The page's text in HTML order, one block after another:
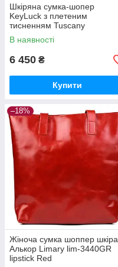
Шкіряна сумка-шопер
KeyLuck з плетеним
тисненням Tuscany
TL141573 (Чорний)
В наявності
6 450 ₴
Купити
–18%
Жіноча сумка шоппер шкіра
Алькор Limary lim-3440GR
lipstick Red